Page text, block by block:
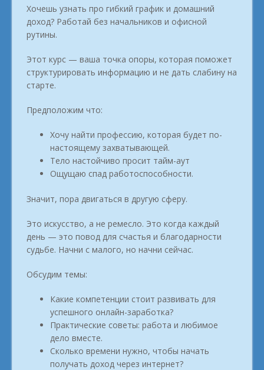
Хочешь узнать про гибкий график и домашний
доход? Работай без начальников и офисной
рутины.
Этот курс — ваша точка опоры, которая поможет
структурировать информацию и не дать слабину на
старте.
Предположим что:
Хочу найти профессию, которая будет по-
настоящему захватывающей.
Тело настойчиво просит тайм-аут
Ощущаю спад работоспособности.
Значит, пора двигаться в другую сферу.
Это искусство, а не ремесло. Это когда каждый
день — это повод для счастья и благодарности
судьбе. Начни с малого, но начни сейчас.
Обсудим темы:
Какие компетенции стоит развивать для
успешного онлайн-заработка?
Практические советы: работа и любимое
дело вместе.
Сколько времени нужно, чтобы начать
получать доход через интернет?